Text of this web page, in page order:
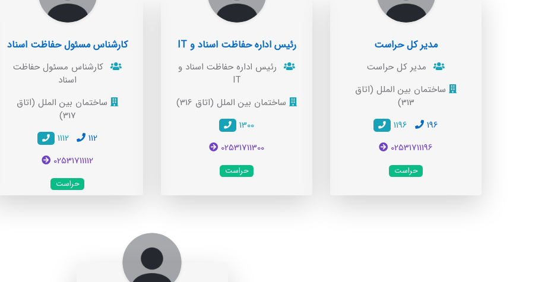
مدیر کل حراست
مدیر کل حراست
ساختمان بین الملل (اتاق
313)
196
1196
02531711196
حراست
رئیس اداره حفاظت اسناد و IT
رئیس اداره حفاظت اسناد و
IT
ساختمان بین الملل (اتاق 316)
1300
02531711300
حراست
کارشناس مسئول حفاظت اسناد
کارشناس مسئول حفاظت
اسناد
ساختمان بین الملل (اتاق
317)
112
1112
02531711112
حراست